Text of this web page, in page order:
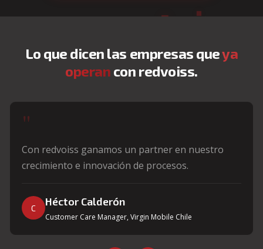
Lo que dicen las empresas queya
operan con redvoiss.
"
Con redvoiss ganamos un partner en nuestro
crecimiento e innovación de procesos.
C Héctor Calderón
Customer Care Manager, Virgin Mobile Chile